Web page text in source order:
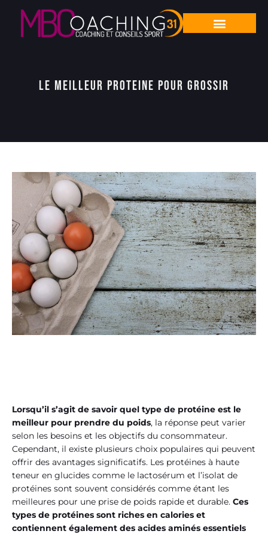
Le meilleur proteine pour grossir
Lorsqu’il s’agit de savoir quel type de protéine est le
meilleur pour prendre du poids, la réponse peut varier
selon les besoins et les objectifs du consommateur.
Cependant, il existe plusieurs choix populaires qui peuvent
offrir des avantages significatifs. Les protéines à haute
teneur en glucides comme le lactosérum et l’isolat de
protéines sont souvent considérés comme étant les
meilleures pour une prise de poids rapide et durable. Ces
types de protéines sont riches en calories et
contiennent également des acides aminés essentiels